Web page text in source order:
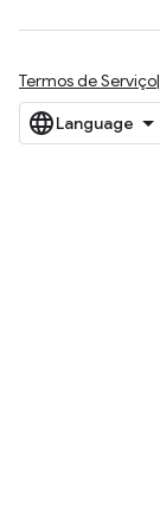
Termos de Serviço